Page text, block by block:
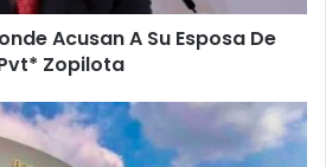
Acusan A Su Esposa De
Zopilota